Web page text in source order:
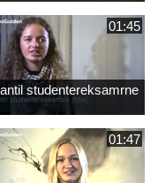
01:45
studentereksamrne
01:47